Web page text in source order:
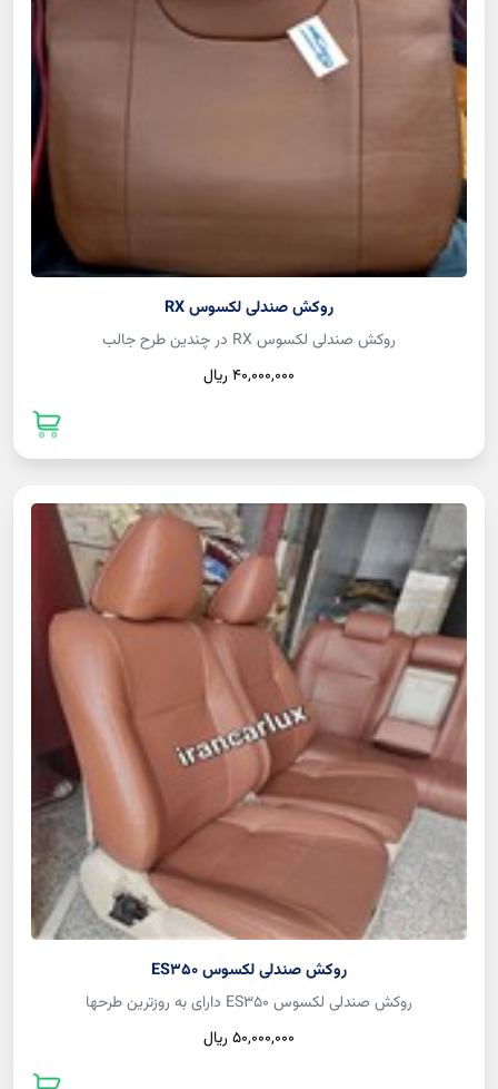
روکش صندلی لکسوس RX
روکش صندلی لکسوس RX در چندین طرح جالب
40,000,000 ريال
روکش صندلی لکسوس ES350
روکش صندلی لکسوس ES350 دارای به روزترین طرحها
50,000,000 ريال